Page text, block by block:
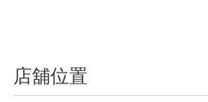
店舖位置